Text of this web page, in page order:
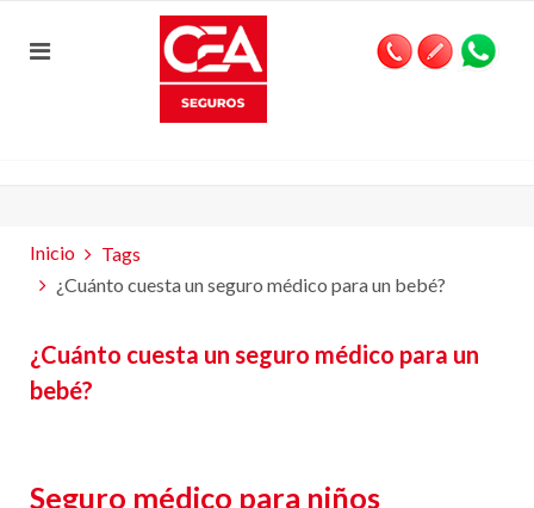
Inicio
Tags
¿Cuánto cuesta un seguro médico para un bebé?
¿Cuánto cuesta un seguro médico para un
bebé?
Seguro médico para niños